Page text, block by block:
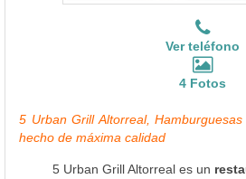
Ver teléfono
4 Fotos
5 Urban Grill Altorreal,
hecho de máxima calidad
5 Urban Grill Altorreal es un